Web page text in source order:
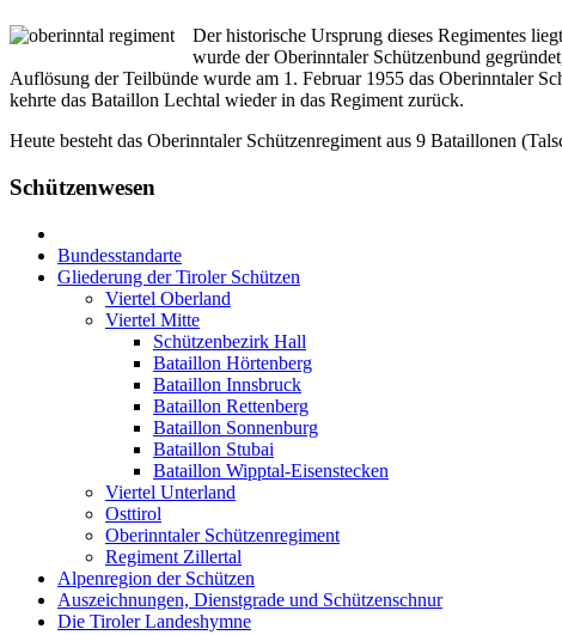
Der historische Ursprung dieses Regimentes
wurde der Oberinntaler Schützenbund
Auflösung der Teilbünde wurde am 1. Februar 1955 das Oberinntaler
kehrte das Bataillon Lechtal wieder in das Regiment zurück.
Heute besteht das Oberinntaler Schützenregiment aus 9 Bataillonen
Schützenwesen
Bundesstandarte
Gliederung der Tiroler Schützen
Viertel Oberland
Viertel Mitte
Schützenbezirk Hall
Bataillon Hörtenberg
Bataillon Innsbruck
Bataillon Rettenberg
Bataillon Sonnenburg
Bataillon Stubai
Bataillon Wipptal-Eisenstecken
Viertel Unterland
Osttirol
Oberinntaler Schützenregiment
Regiment Zillertal
Alpenregion der Schützen
Auszeichnungen, Dienstgrade und Schützenschnur
Die Tiroler Landeshymne